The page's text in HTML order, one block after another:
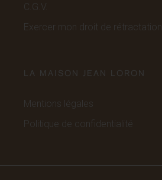
C.G.V.
Exercer mon droit de rétractation
LA MAISON JEAN LORON
Mentions légales
Politique de confidentialité